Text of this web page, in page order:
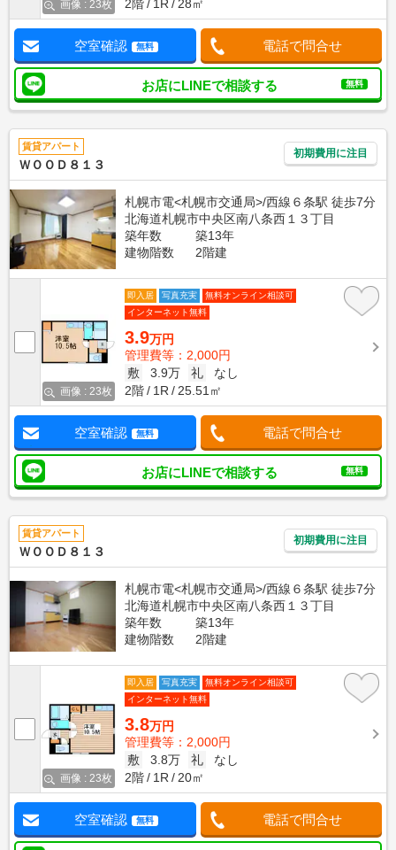
画像 : 23枚 2階 1R 28㎡
空室確認 無料 電話で問合せ
お店にLINEで相談する 無料
賃貸アパート
ＷＯＯＤ８１３
初期費用に注目
札幌市電<札幌市交通局>/西線６条駅 徒歩7分
北海道札幌市中央区南八条西１３丁目
築年数
築13年
建物階数
2階建
画像 : 23枚
即入居 写真充実
無料オンライン相談可
インターネット無料
3.9万円
管理費等：2,000円
敷
3.9万 礼
なし
2階
1R 25.51㎡
空室確認 無料 電話で問合せ
お店にLINEで相談する 無料
賃貸アパート
ＷＯＯＤ８１３
初期費用に注目
札幌市電<札幌市交通局>/西線６条駅 徒歩7分
北海道札幌市中央区南八条西１３丁目
築年数
築13年
建物階数
2階建
画像 : 23枚
即入居 写真充実
無料オンライン相談可
インターネット無料
3.8万円
管理費等：2,000円
敷
3.8万 礼
なし
2階
1R 20㎡
空室確認 無料 電話で問合せ